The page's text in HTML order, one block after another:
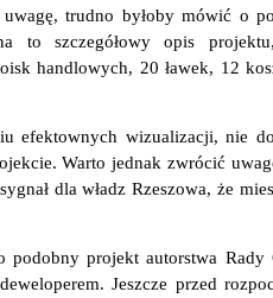
trudno byłoby mówić o
to szczegółowy opis
handlowych, 20 ławek, 12
efektownych wizualizacji, nie
Warto jednak zwrócić
dla władz Rzeszowa, że
podobny projekt autorstwa Rady
Jeszcze przed